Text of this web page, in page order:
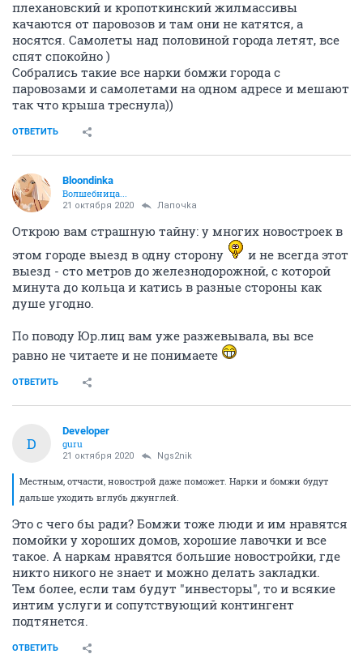
плехановский и кропоткинский жилмассивы
качаются от паровозов и там они не катятся, а
носятся. Самолеты над половиной города летят, все
спят спокойно )
Собрались такие все нарки бомжи города с
паровозами и самолетами на одном адресе и мешают
так что крыша треснула))
ОТВЕТИТЬ
Bloondinka
Волшебница...
21 октября 2020 Лапочkа
Открою вам страшную тайну: у многих новостроек в
этом городе выезд в одну сторону
и не всегда этот
выезд - сто метров до железнодорожной, с которой
минута до кольца и катись в разные стороны как
душе угодно.
По поводу Юр.лиц вам уже разжевывала, вы все
равно не читаете и не понимаете
ОТВЕТИТЬ
D
Developer
guru
21 октября 2020 Ngs2nik
Местным, отчасти, новострой даже поможет. Нарки и бомжи будут
дальше уходить вглубь джунглей.
Это с чего бы ради? Бомжи тоже люди и им нравятся
помойки у хороших домов, хорошие лавочки и все
такое. А наркам нравятся большие новостройки, где
никто никого не знает и можно делать закладки.
Тем более, если там будут "инвесторы", то и всякие
интим услуги и сопутствующий контингент
подтянется.
ОТВЕТИТЬ